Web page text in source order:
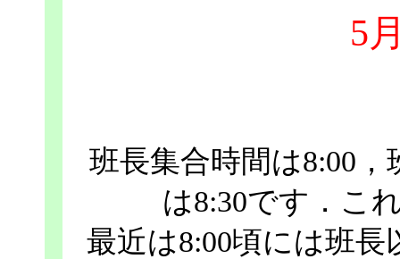
5
班長集合時間は8:00
は8:30です．こ
最近は8:00頃には班